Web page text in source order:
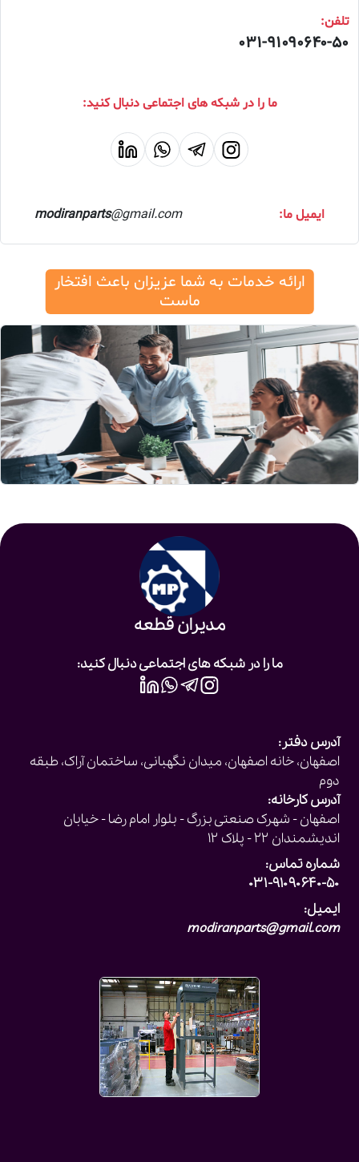
تلفن:
۰۳۱-۹۱۰۹۰۶۴۰-۵۰
ما را در شبکه های اجتماعی دنبال کنید:
ایمیل ما: modiranparts@gmail.com
ارائه خدمات به شما عزیزان باعث افتخار
ماست
مدیران قطعه
ما را در شبکه های اجتماعی دنبال کنید:
آدرس دفتر:
اصفهان، خانه اصفهان، میدان نگهبانی، ساختمان آراک، طبقه
دوم
آدرس کارخانه:
اصفهان - شهرک صنعتی بزرگ - بلوار امام رضا - خیابان
اندیشمندان ۲۲ - پلاک ۱۲
شماره تماس:
۰۳۱-۹۱۰۹۰۶۴۰-۵۰
ایمیل:
modiranparts@gmail.com